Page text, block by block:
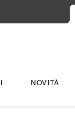
NOVITÀ